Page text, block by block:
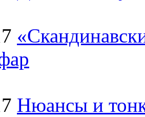
Нюансы и